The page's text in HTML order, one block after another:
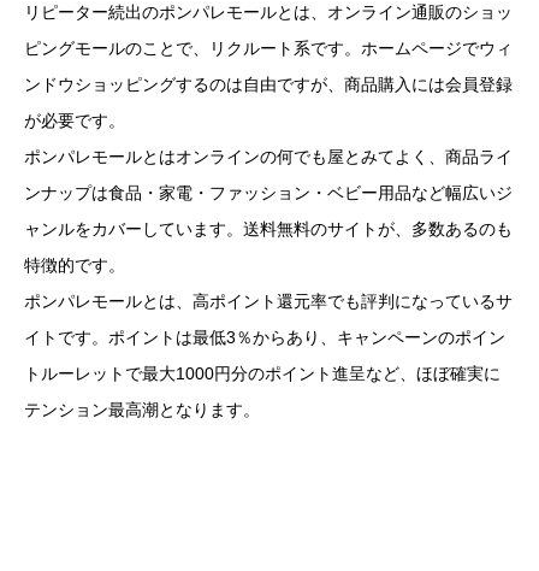
リピーター続出のポンパレモールとは、オンライン通販のショッ
ピングモールのことで、リクルート系です。ホームページでウィ
ンドウショッピングするのは自由ですが、商品購入には会員登録
が必要です。
ポンパレモールとはオンラインの何でも屋とみてよく、商品ライ
ンナップは食品・家電・ファッション・ベビー用品など幅広いジ
ャンルをカバーしています。送料無料のサイトが、多数あるのも
特徴的です。
ポンパレモールとは、高ポイント還元率でも評判になっているサ
イトです。ポイントは最低3％からあり、キャンペーンのポイン
トルーレットで最大1000円分のポイント進呈など、ほぼ確実に
テンション最高潮となります。